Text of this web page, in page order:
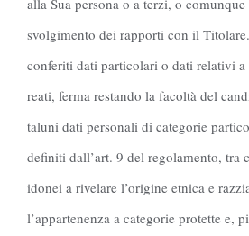
alla Sua persona o a terzi, o
svolgimento dei rapporti con il
conferiti dati particolari o dati relativi a
reati, ferma restando la facoltà del
taluni dati personali di categorie
definiti dall’art. 9 del regolamento, tra
idonei a rivelare l’origine etnica e
l’appartenenza a categorie protette e,